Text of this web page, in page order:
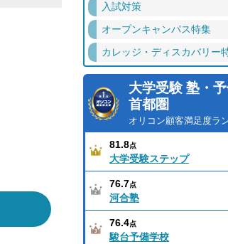
入試対策
オープンキャンパス特集
カレッジ・ディスカバリー
大学受験 塾・
首都圏
オリコン顧客満足度ラ
81.8点
大学受験ステップ
76.7点
河合塾
76.4点
駿台予備学校